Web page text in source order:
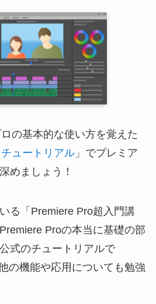
の基本的な使い方を覚えた
ュートリアル」でプレミア
めましょう！
る「Premiere Pro超入門講
Proの本当に基礎の部
式のチュートリアルで
の機能や応用についても勉強